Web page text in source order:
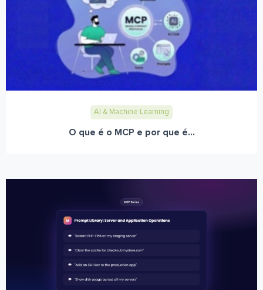
AI & Machine Learning
O que é o MCP e por que é...